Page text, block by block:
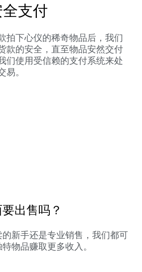
全支付
拍下心仪的稀奇物品后，我们
款的安全，直至物品安然交付
们使用受信赖的支付系统来处
易。
出售吗？
新手还是专业销售，我们都可
物品赚取更多收入。